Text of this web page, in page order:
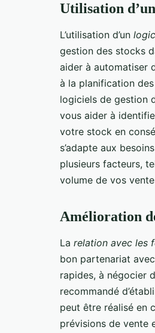
Utilisation
L’utilisation d’un
gestion des stocks
aider à automatiser
à la planification
logiciels de gestion
vous aider à
votre stock en
s’adapte aux
plusieurs facteurs,
volume de vos
Amélioration
La relation avec les
bon partenariat
rapides, à négocier
recommandé
peut être réalisé en
prévisions de vente